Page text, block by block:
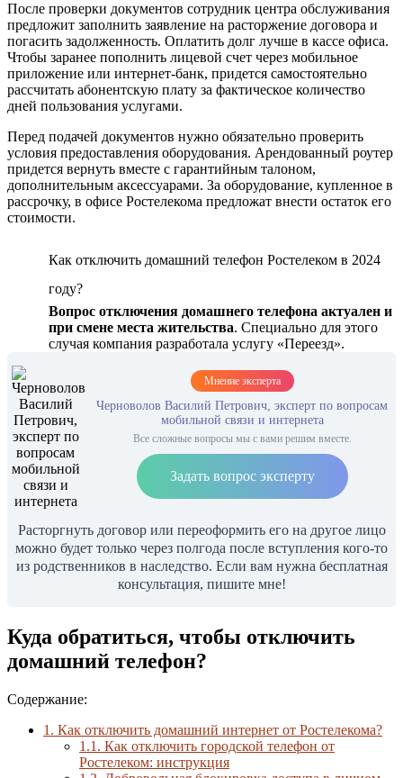
После проверки документов сотрудник центра обслуживания
предложит заполнить заявление на расторжение договора и
погасить задолженность. Оплатить долг лучше в кассе офиса.
Чтобы заранее пополнить лицевой счет через мобильное
приложение или интернет-банк, придется самостоятельно
рассчитать абонентскую плату за фактическое количество
дней пользования услугами.
Перед подачей документов нужно обязательно проверить
условия предоставления оборудования. Арендованный роутер
придется вернуть вместе с гарантийным талоном,
дополнительным аксессуарами. За оборудование, купленное в
рассрочку, в офисе Ростелекома предложат внести остаток его
стоимости.
Как отключить домашний телефон Ростелеком в 2024
году?
Вопрос отключения домашнего телефона актуален и
при смене места жительства. Специально для этого
случая компания разработала услугу «Переезд».
Мнение эксперта
Черноволов Василий Петрович, эксперт по вопросам
мобильной связи и интернета
Все сложные вопросы мы с вами решим вместе.
Задать вопрос эксперту
Расторгнуть договор или переоформить его на другое лицо
можно будет только через полгода после вступления кого-то
из родственников в наследство. Если вам нужна бесплатная
консультация, пишите мне!
Куда обратиться, чтобы отключить
домашний телефон?
Содержание:
1. Как отключить домашний интернет от Ростелекома?
1.1. Как отключить городской телефон от
Ростелеком: инструкция